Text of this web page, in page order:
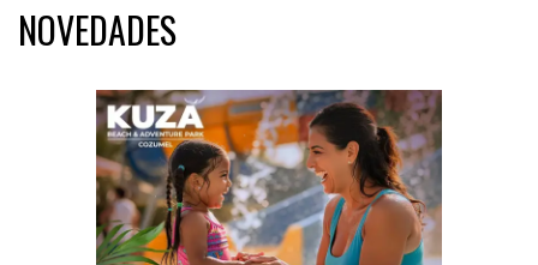
NOVEDADES